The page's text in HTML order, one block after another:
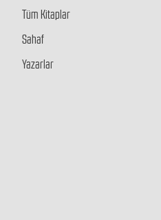
Tüm Kitaplar
Sahaf
Yazarlar